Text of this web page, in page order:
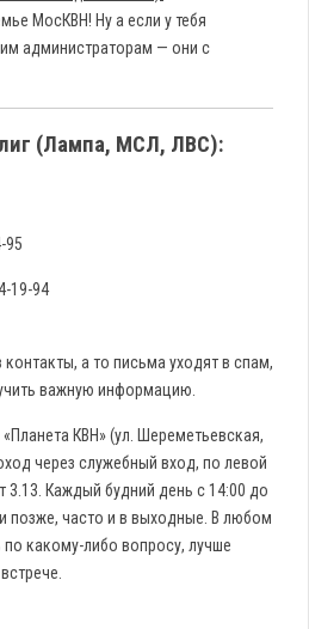
МосКВН! Ну а если у тебя
администраторам — они с
(Лампа, МСЛ, ЛВС):
95
19-94
а то письма уходят в спам,
важную информацию.
КВН» (ул. Шереметьевская,
через служебный вход, по левой
3.13. Каждый будний день с 14:00 до
позже, часто и в выходные. В любом
какому-либо вопросу, лучше